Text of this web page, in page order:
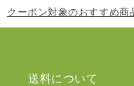
クーポン対象のおすすめ商
送料について